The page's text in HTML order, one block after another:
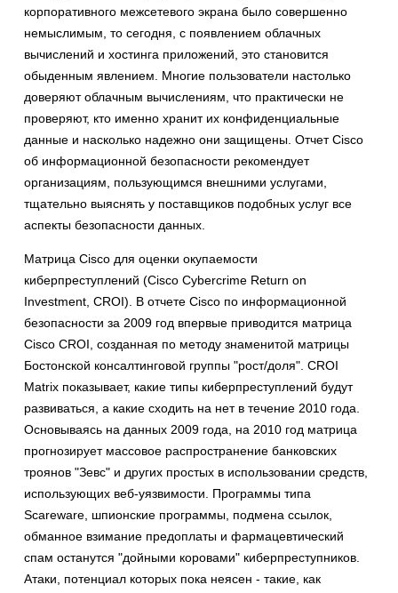
корпоративного межсетевого экрана было совершенно
немыслимым, то сегодня, с появлением облачных
вычислений и хостинга приложений, это становится
обыденным явлением. Многие пользователи настолько
доверяют облачным вычислениям, что практически не
проверяют, кто именно хранит их конфиденциальные
данные и насколько надежно они защищены. Отчет Cisco
об информационной безопасности рекомендует
организациям, пользующимся внешними услугами,
тщательно выяснять у поставщиков подобных услуг все
аспекты безопасности данных.
Матрица Cisco для оценки окупаемости
киберпреступлений (Cisco Cybercrime Return on
Investment, CROI). В отчете Cisco по информационной
безопасности за 2009 год впервые приводится матрица
Cisco CROI, созданная по методу знаменитой матрицы
Бостонской консалтинговой группы "рост/доля". CROI
Matrix показывает, какие типы киберпреступлений будут
развиваться, а какие сходить на нет в течение 2010 года.
Основываясь на данных 2009 года, на 2010 год матрица
прогнозирует массовое распространение банковских
троянов "Зевс" и других простых в использовании средств,
использующих веб-уязвимости. Программы типа
Scareware, шпионские программы, подмена ссылок,
обманное взимание предоплаты и фармацевтический
спам останутся "дойными коровами" киберпреступников.
Атаки, потенциал которых пока неясен - такие, как